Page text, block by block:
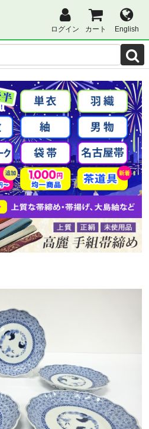
ログイン カート English